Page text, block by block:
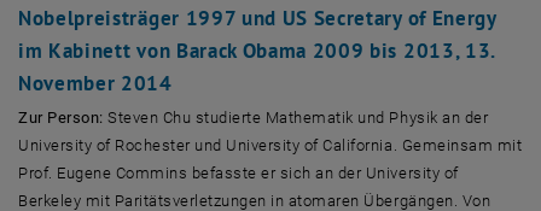
Nobelpreisträger 1997 und US Secretary of Energy
im Kabinett von Barack Obama 2009 bis 2013, 13.
November 2014
Zur Person:Steven Chu studierte Mathematik und Physik an der
University of Rochester und University of California. Gemeinsam mit
Prof. Eugene Commins befasste er sich an der University of
Berkeley mit Paritätsverletzungen in atomaren Übergängen. Von